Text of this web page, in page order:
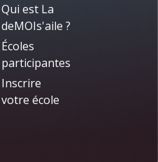
Qui est La
deMOIs'aile ?
Écoles
participantes
Inscrire
votre école